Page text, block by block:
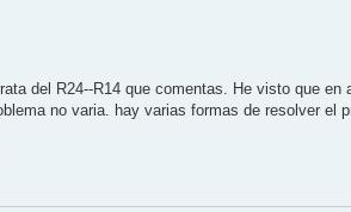
del R24--R14 que comentas. He visto que en
no varia. hay varias formas de resolver el